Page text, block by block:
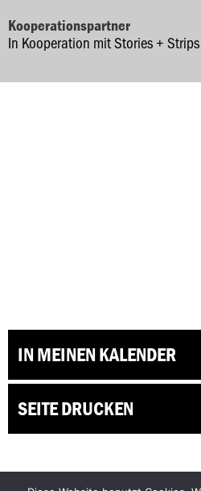
Kooperationspartner
In Kooperation mit Stories + Strips
IN MEINEN KALENDER
SEITE DRUCKEN